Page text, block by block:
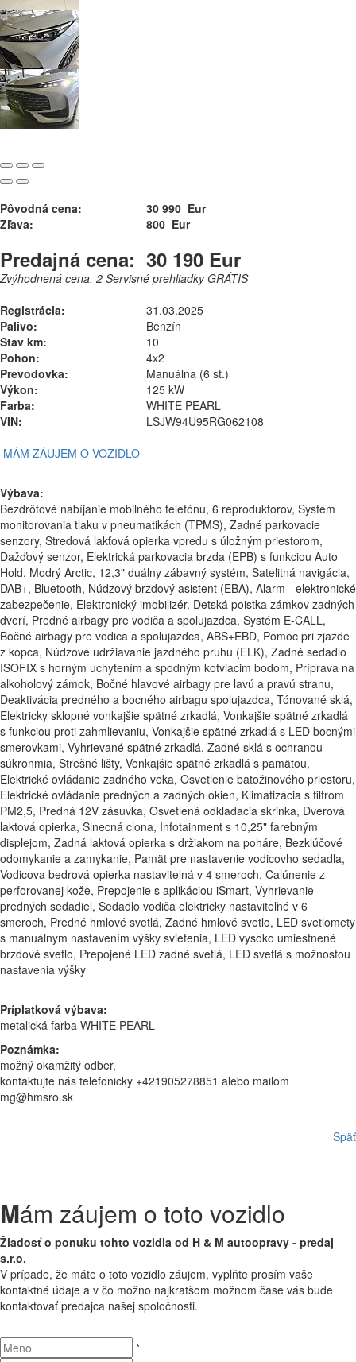
Pôvodná cena:
30 990 Eur
Zľava:
800 Eur
Predajná cena: 30 190 Eur
Zvýhodnená cena, 2 Servisné prehliadky GRÁTIS
Registrácia:
31.03.2025
Palivo:
Benzín
Stav km:
10
Pohon:
4x2
Prevodovka:
Manuálna (6 st.)
Výkon:
125 kW
Farba:
WHITE PEARL
VIN:
LSJW94U95RG062108
MÁM ZÁUJEM O VOZIDLO
Výbava:
Bezdrôtové nabíjanie mobilného telefónu, 6 reproduktorov, Systém
monitorovania tlaku v pneumatikách (TPMS), Zadné parkovacie
senzory, Stredová lakťová opierka vpredu s úložným priestorom,
Dažďový senzor, Elektrická parkovacia brzda (EPB) s funkciou Auto
Hold, Modrý Arctic, 12,3" duálny zábavný systém, Satelitná navigácia,
DAB+, Bluetooth, Núdzový brzdový asistent (EBA), Alarm - elektronické
zabezpečenie, Elektronický imobilizér, Detská poistka zámkov zadných
dverí, Predné airbagy pre vodiča a spolujazdca, Systém E-CALL,
Bočné airbagy pre vodica a spolujazdca, ABS+EBD, Pomoc pri zjazde
z kopca, Núdzové udržiavanie jazdného pruhu (ELK), Zadné sedadlo
ISOFIX s horným uchytením a spodným kotviacim bodom, Príprava na
alkoholový zámok, Bočné hlavové airbagy pre lavú a pravú stranu,
Deaktivácia predného a bocného airbagu spolujazdca, Tónované sklá,
Elektricky sklopné vonkajšie spätné zrkadlá, Vonkajšie spätné zrkadlá
s funkciou proti zahmlievaniu, Vonkajšie spätné zrkadlá s LED bocnými
smerovkami, Vyhrievané spätné zrkadlá, Zadné sklá s ochranou
súkronmia, Strešné lišty, Vonkajšie spätné zrkadlá s pamätou,
Elektrické ovládanie zadného veka, Osvetlenie batožinového priestoru,
Elektrické ovládanie predných a zadných okien, Klimatizácia s filtrom
PM2,5, Predná 12V zásuvka, Osvetlená odkladacia skrinka, Dverová
laktová opierka, Slnecná clona, Infotainment s 10,25" farebným
displejom, Zadná laktová opierka s držiakom na poháre, Bezklúčové
odomykanie a zamykanie, Pamät pre nastavenie vodicovho sedadla,
Vodicova bedrová opierka nastavitelná v 4 smeroch, Čalúnenie z
perforovanej kože, Prepojenie s aplikáciou iSmart, Vyhrievanie
predných sedadiel, Sedadlo vodiča elektricky nastaviteľné v 6
smeroch, Predné hmlové svetlá, Zadné hmlové svetlo, LED svetlomety
s manuálnym nastavením výšky svietenia, LED vysoko umiestnené
brzdové svetlo, Prepojené LED zadné svetlá, LED svetlá s možnostou
nastavenia výšky
Príplatková výbava:
metalická farba WHITE PEARL
Poznámka:
možný okamžitý odber,
kontaktujte nás telefonicky +421905278851 alebo mailom
mg@hmsro.sk
Späť
Mám záujem o toto vozidlo
Žiadosť o ponuku tohto vozidla od H & M autoopravy - predaj
s.r.o.
V prípade, že máte o toto vozidlo záujem, vyplňte prosím vaše
kontaktné údaje a v čo možno najkratšom možnom čase vás bude
kontaktovať predajca našej spoločnosti.
*